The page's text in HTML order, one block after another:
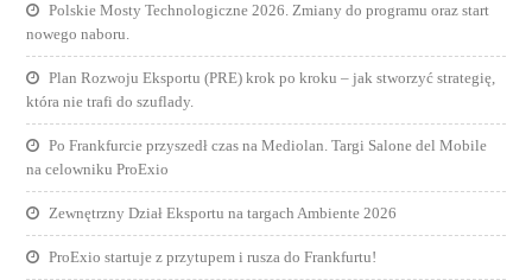
Polskie Mosty Technologiczne 2026. Zmiany do programu oraz start
nowego naboru.
Plan Rozwoju Eksportu (PRE) krok po kroku – jak stworzyć strategię,
która nie trafi do szuflady.
Po Frankfurcie przyszedł czas na Mediolan. Targi Salone del Mobile
na celowniku ProExio
Zewnętrzny Dział Eksportu na targach Ambiente 2026
ProExio startuje z przytupem i rusza do Frankfurtu!